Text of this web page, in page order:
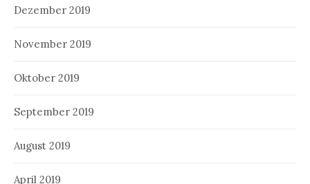
Dezember 2019
November 2019
Oktober 2019
September 2019
August 2019
April 2019